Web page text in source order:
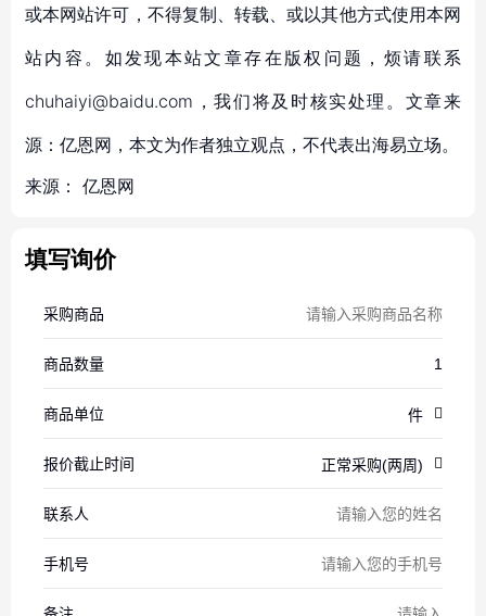
或本网站许可，不得复制、转载、或以其他方式使用本网
站内容。如发现本站文章存在版权问题，烦请联系
chuhaiyi@baidu.com，我们将及时核实处理。文章来
源：亿恩网，本文为作者独立观点，不代表出海易立场。
来源： 亿恩网
填写询价